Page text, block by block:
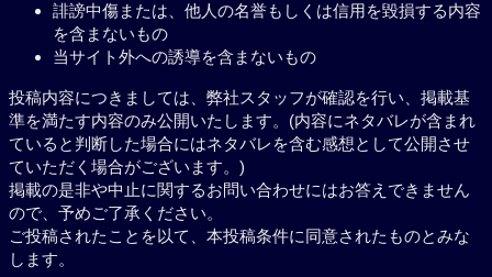
誹謗中傷または、他人の名誉もしくは信用を毀損する内容
を含まないもの
当サイト外への誘導を含まないもの
投稿内容につきましては、弊社スタッフが確認を行い、掲載基
準を満たす内容のみ公開いたします。(内容にネタバレが含まれ
ていると判断した場合にはネタバレを含む感想として公開させ
ていただく場合がございます。)
掲載の是非や中止に関するお問い合わせにはお答えできません
ので、予めご了承ください。
ご投稿されたことを以て、本投稿条件に同意されたものとみな
します。